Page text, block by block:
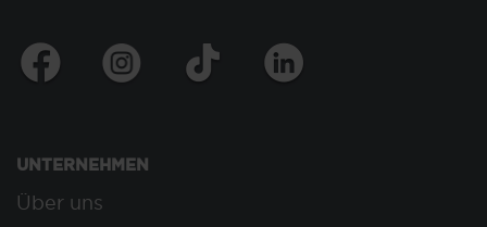
UNTERNEHMEN
Über uns